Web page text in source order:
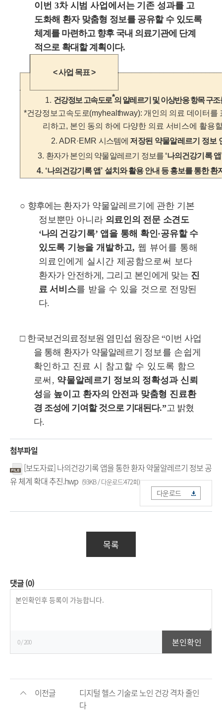
이번 3차 시범 사업에서는 기존 성과를 고
도화해 환자 맞춤형 정보를 공유할 수 있도록
체계를 마련하고 향후 국내 의료기관에 단계
적으로 확대할 계획이다.
<사업 목표>
1. 건강정보 고속도로*의 알레르기 및 이상반응 항목 구
*건강정보고속도로(myhealthway): 개인의 의료 데이터를
리하고, 본인 동의 하에 다양한 의료 서비스에 활용
2. ADR·EMR 시스템에 저장된 약물알레르기 정보
3. 환자가 본인의 약물알레르기 정보를 ‘나의건강기록 앱
4. ‘나의건강기록 앱’ 설치와 활용 안내 등 홍보를 통한 환
○ 향후에는 환자가 약물알레르기에 관한 기본
정보뿐만 아니라 의료인의 전문 소견도
‘나의 건강기록’ 앱을 통해 확인·공유할 수
있도록 기능을 개발하고, 웹 뷰어를 통해
의료인에게 실시간 제공함으로써 보다
환자가 안전하게 , 그리고 본인에게 맞는 진
료 서비스를 받을 수 있을 것으로 전 망된
다.
□ 한국보건의료정보원 염민섭 원장은 “이번 사업
을 통해 환자가 약물알레르기 정보를 손쉽게
확인하고 진료 시 참고할 수 있도록 함으
로써 , 약물알레르기 정보의 정확성과 신뢰
성을 높이고 환자의 안전과 맞춤형 진료환
경 조성에 기여할 것으로 기대된다.”고 밝혔
다.
첨부파일
[보도자료] 나의건강기록 앱을 통한 환자 약물알레르기 정보 공
유 체계 확대 추진.hwp (93KB / 다운로드:472회)
다운로드
목록
댓글(0)
0/ 200 본인확인
이전글
디지털 헬스 기술로 노인 건강 격차 줄인
다